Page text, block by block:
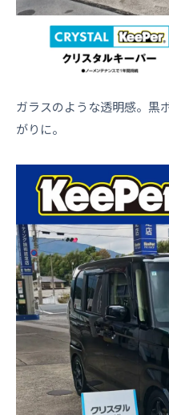
ガラスのような透明感。黒
がりに。